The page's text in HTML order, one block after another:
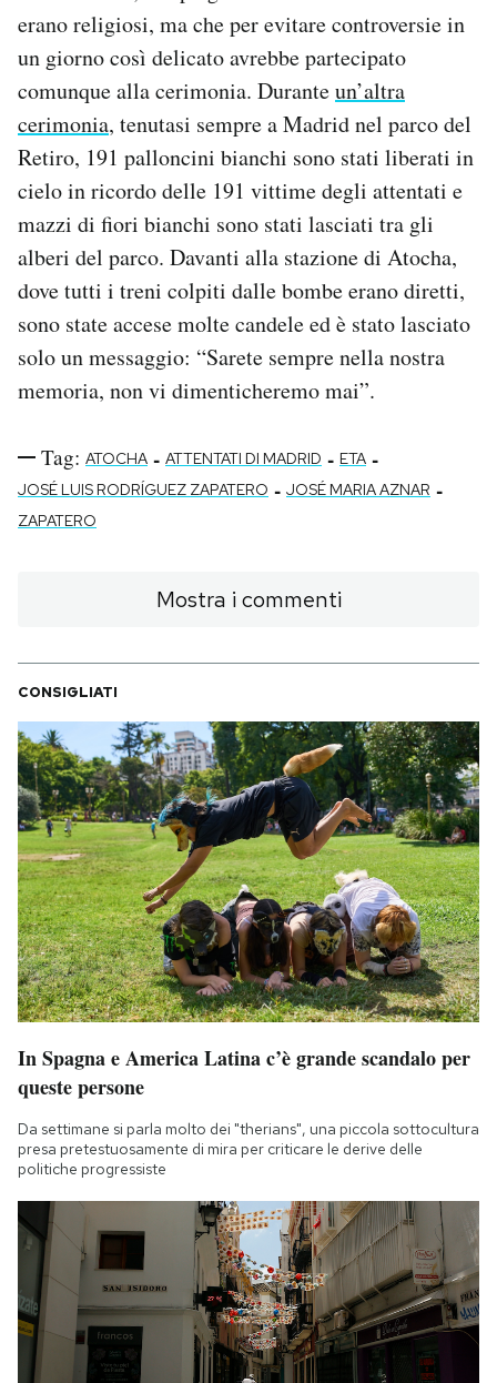
erano religiosi, ma che per evitare controversie in
un giorno così delicato avrebbe partecipato
comunque alla cerimonia. Duranteun’altra
cerimonia, tenutasi sempre a Madrid nel parco del
Retiro, 191 palloncini bianchi sono stati liberati in
cielo in ricordo delle 191 vittime degli attentati e
mazzi di fiori bianchi sono stati lasciati tra gli
alberi del parco. Davanti alla stazione di Atocha,
dove tutti i treni colpiti dalle bombe erano diretti,
sono state accese molte candele ed è stato lasciato
solo un messaggio: “Sarete sempre nella nostra
memoria, non vi dimenticheremo mai”.
Tag: ATOCHA - ATTENTATI DI MADRID - ETA -
JOSÉ LUIS RODRÍGUEZ ZAPATERO - JOSÉ MARIA AZNAR -
ZAPATERO
Mostra i commenti
CONSIGLIATI
In Spagna e America Latina c’è grande scandalo per
queste persone
Da settimane si parla molto dei "therians", una piccola sottocultura
presa pretestuosamente di mira per criticare le derive delle
politiche progressiste